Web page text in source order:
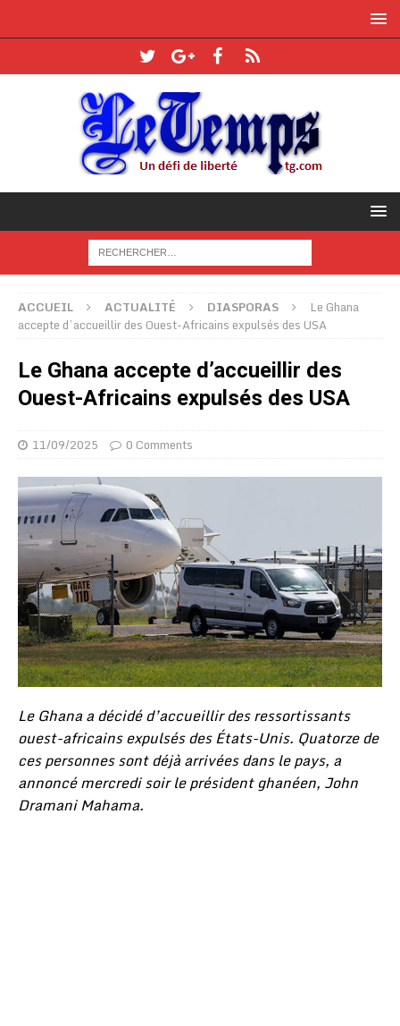
ACCUEIL ACTUALITÉ DIASPORAS
Le Ghana
accepte d’accueillir des Ouest-Africains expulsés des USA
Le Ghana accepte d’accueillir des
Ouest-Africains expulsés des USA
11/09/2025 0 Comments
Le Ghana a décidé d’accueillir des ressortissants
ouest-africains expulsés des États-Unis. Quatorze de
ces personnes sont déjà arrivées dans le pays, a
annoncé mercredi soir le président ghanéen, John
Dramani Mahama.